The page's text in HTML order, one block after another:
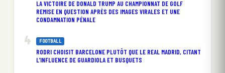
LA VICTOIRE DE DONALD TRUMP AU CHAMPIONNAT DE GOLF
REMISE EN QUESTION APRÈS DES IMAGES VIRALES ET UNE
CONDAMNATION PÉNALE
FOOTBALL
RODRI CHOISIT BARCELONE PLUTÔT QUE LE REAL MADRID, CITANT
L’INFLUENCE DE GUARDIOLA ET BUSQUETS